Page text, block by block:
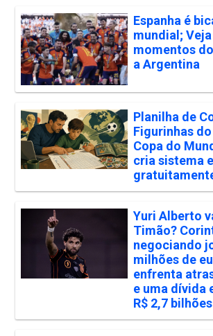
Espanha é
mundial;
momentos
a Argentina
Planilha de
Figurinhas
Copa do
cria sistema
Yuri Alberto
Timão?
negociando
milhões de
enfrenta
e uma dívida
R$ 2,7 bilhões